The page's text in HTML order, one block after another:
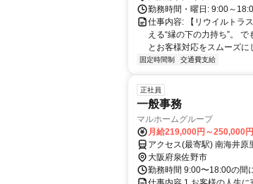
勤務時間・曜日: 9:00～
仕事内容: 【リウイルトラ
える“縁の下の力持ち”。
とお客様対応をスムーズに
固定時間制 交通費支給
正社員
一般事務
マルホームグループ
月給219,000円～250,000円
アクセス(最寄駅) 南海井原
大阪府泉佐野市
勤務時間 9:00〜18:00の間